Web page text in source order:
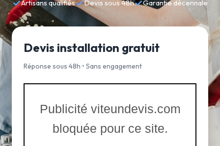
✓Artisans qualifiés✓Devis sous 48h✓Garantie décennale
Devis installation gratuit
Réponse sous 48h • Sans engagement
Publicité viteundevis.com
bloquée pour ce site.